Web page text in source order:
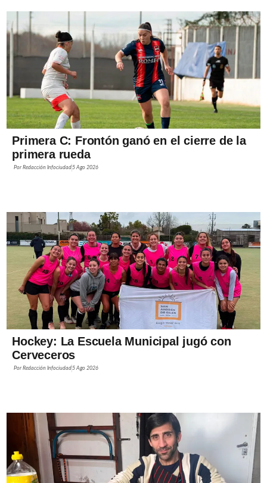
Primera C: Frontón ganó en el cierre de la
primera rueda
PorRedacción Infociudad5 Ago 2026
Hockey: La Escuela Municipal jugó con
Cerveceros
PorRedacción Infociudad5 Ago 2026